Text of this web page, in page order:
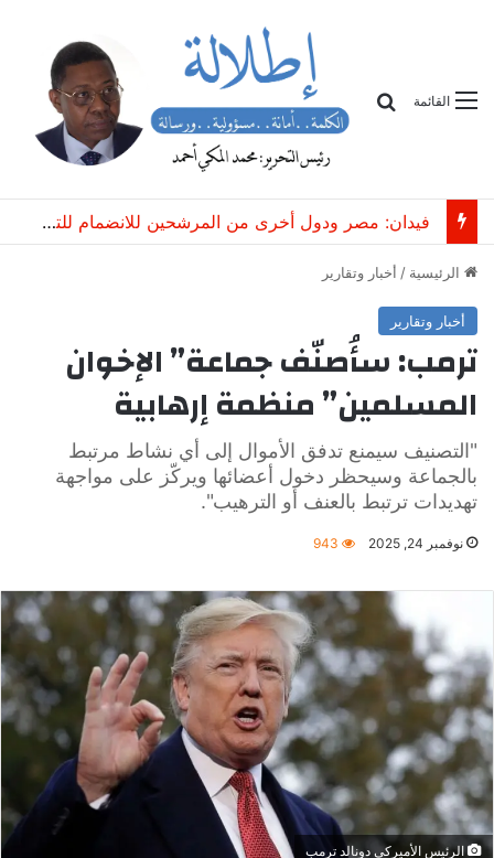
القائمة
فيدان: مصر ودول أخرى من المرشحين للانضمام للتحالف التركي السعودي الباكستاني
الرئيسية / أخبار وتقارير
أخبار وتقارير
ترمب: سأُصنّف جماعة” الإخوان
المسلمين” منظمة إرهابية
"التصنيف سيمنع تدفق الأموال إلى أي نشاط مرتبط
بالجماعة وسيحظر دخول أعضائها ويركّز على مواجهة
تهديدات ترتبط بالعنف أو الترهيب".
نوفمبر 24, 2025 943
الرئيس الأميركي دونالد ترمب